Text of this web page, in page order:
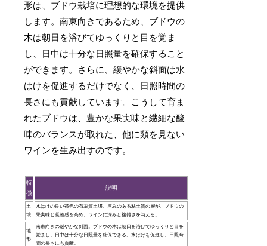
形は、ブドウ栽培に理想的な環境を提供
します。南東向きであるため、ブドウの
木は朝日を浴びてゆっくりと目を覚ま
し、日中は十分な日照量を確保すること
ができます。さらに、緩やかな斜面は水
はけを促進するだけでなく、日照時間の
長さにも貢献しています。こうして育ま
れたブドウは、豊かな果実味と繊細な酸
味のバランスが取れた、他に類を見ない
ワインを生み出すのです。
特
徴
説明
土
壌
水はけの良い茶色の石灰質土壌。厚みのある粘土質の層が、ブドウの
果実味と凝縮感を高め、ワインに深みと複雑さを与える。
地
形
南東向きの緩やかな斜面。ブドウの木は朝日を浴びてゆっくりと目を
覚まし、日中は十分な日照量を確保できる。水はけを促進し、日照時
間の長さにも貢献。